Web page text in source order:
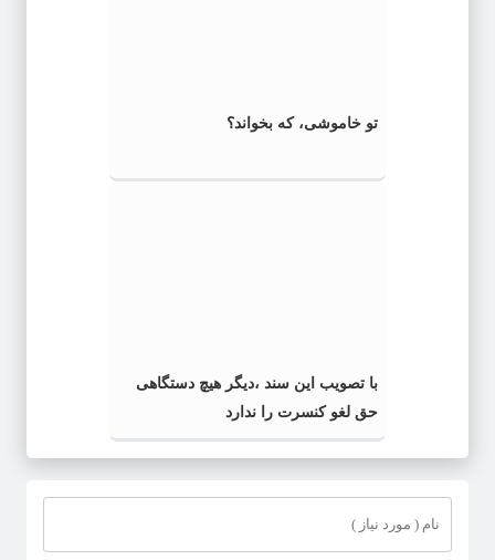
تو خاموشی، که بخواند؟
با تصویب این سند ،دیگر هیچ دستگاهی
حق لغو کنسرت را ندارد